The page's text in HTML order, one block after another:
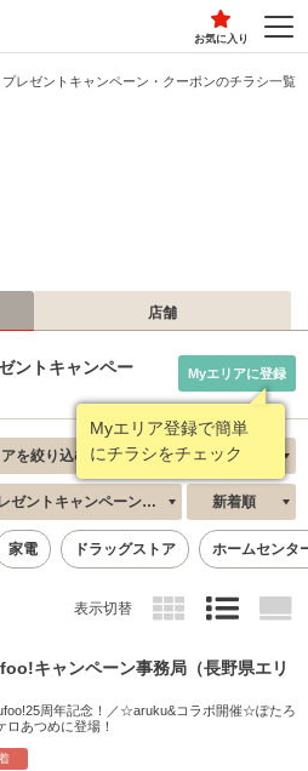
お気に入り
プレゼントキャンペーン・クーポンのチラシ一覧
店舗
ントキャンペー
Myエリア登録で簡単
にチラシをチェック
Myエリアに登録
を絞り込む
ゼントキャンペーン・クーポン 新着順
家電 ドラッグストア ホームセンタ
表示切替
キャンペーン事務局（長野県エリ
周年記念！／☆aruku&コラボ開催☆ぽたろ
ロあつめに登場！